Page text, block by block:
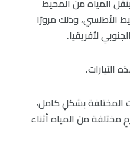
الأطلسي، وذلك مرورًا
لأفريقيا.
التيارات.
المختلفة بشكلٍ كامل،
مختلفة من المياه أثناء